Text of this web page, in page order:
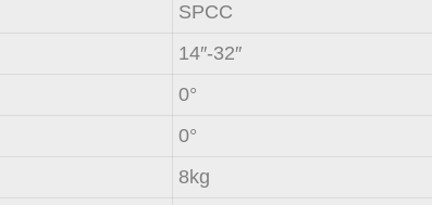
SPCC
14″-32″
0°
0°
8kg